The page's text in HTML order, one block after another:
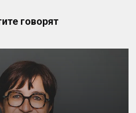
говорят